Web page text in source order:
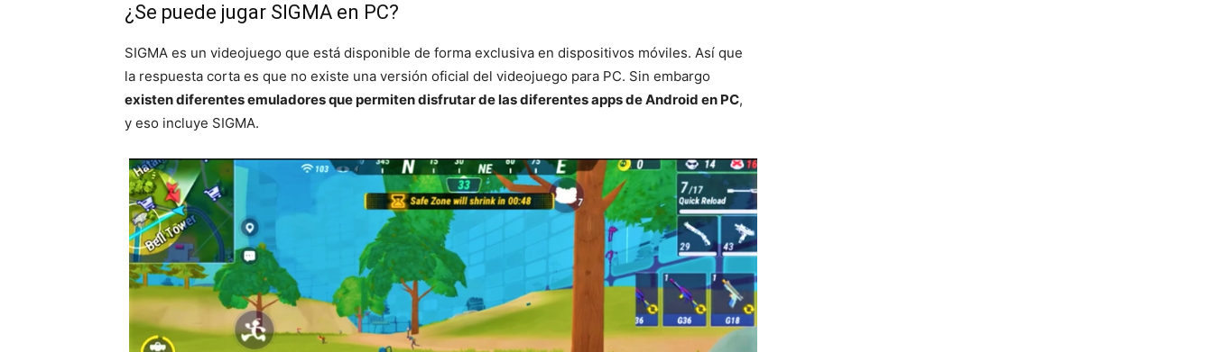
¿Se puede jugar SIGMA en PC?
SIGMA es un videojuego que está disponible de forma exclusiva en dispositivos móviles. Así que
la respuesta corta es que no existe una versión oficial del videojuego para PC. Sin embargo
existen diferentes emuladores que permiten disfrutar de las diferentes apps de Android en PC,
y eso incluye SIGMA.